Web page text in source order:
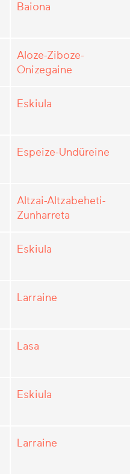
Baiona
Aloze-Ziboze-
Onizegaine
Eskiula
Espeize-Undüreine
Altzai-Altzabeheti-
Zunharreta
Eskiula
Larraine
Lasa
Eskiula
Larraine